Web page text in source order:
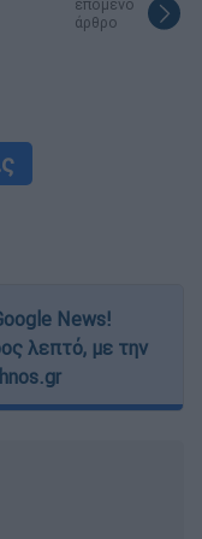
επόμενο
άρθρο
News!
λεπτό, με την